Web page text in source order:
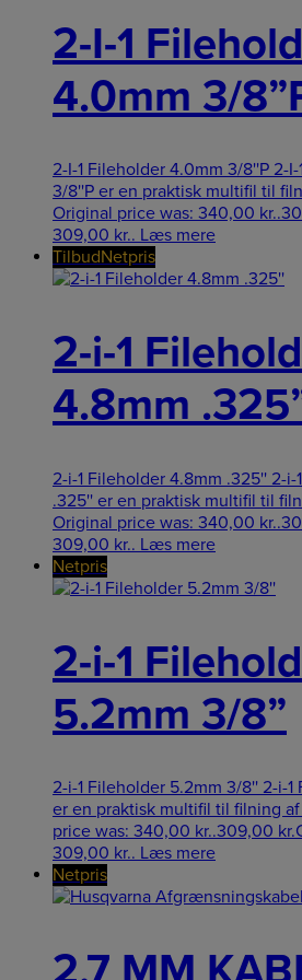
2-I-1
4.0mm 3/
2-I-1 Fileholder 4.0mm 3/8''P 2-
3/8''P er en praktisk multifil til
Original price was: 340,00 kr..
309,00 kr.. Læs mere
TilbudNetpris
2-i-1
4.8mm
2-i-1 Fileholder 4.8mm .325'' 2-
.325'' er en praktisk multifil til
Original price was: 340,00 kr..
309,00 kr.. Læs mere
Netpris
2-i-1
5.2mm 3/8”
2-i-1 Fileholder 5.2mm 3/8'' 2-i-
er en praktisk multifil til filning
price was: 340,00 kr..309,00 kr.
309,00 kr.. Læs mere
Netpris